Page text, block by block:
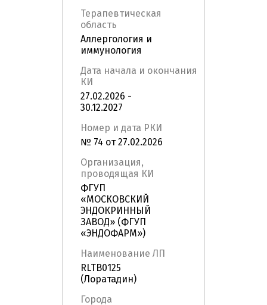
Терапевтическая
область
Аллергология и
иммунология
Дата начала и окончания
КИ
27.02.2026 -
30.12.2027
Номер и дата РКИ
№ 74 от 27.02.2026
Организация,
проводящая КИ
ФГУП
«МОСКОВСКИЙ
ЭНДОКРИННЫЙ
ЗАВОД» (ФГУП
«ЭНДОФАРМ»)
Наименование ЛП
RLTB0125
(Лоратадин)
Города